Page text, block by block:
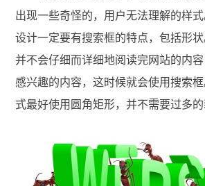
出现一些奇怪的，用户无法理解的样
设计一定要有搜索框的特点，包括形
并不会仔细而详细地阅读完网站的内
感兴趣的内容，这时候就会使用搜索
式最好使用圆角矩形，并不需要过多的